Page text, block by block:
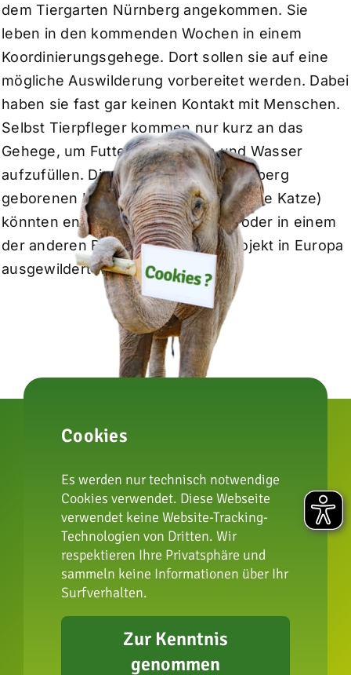
dem Tiergarten Nürnberg angekommen. Sie
leben in den kommenden Wochen in einem
Koordinierungsgehege. Dort sollen sie auf eine
mögliche Auswilderung vorbereitet werden. Dabei
haben sie fast gar keinen Kontakt mit Menschen.
Selbst Tierpfleger kommen nur kurz an das
Gehege, um Futter auszulegen und Wasser
aufzufüllen. Die beiden 2025 in Nürnberg
geborenen Luchse (ein Kuder und eine Katze)
könnten entweder in Deutschland oder in einem
der anderen Bestandsstützungsprojekt in Europa
ausgewildert werden.
zur Artenschutzstiftung
Impressum
Datenschutz
Cookies
Es werden nur technisch notwendige
Cookies verwendet. Diese Webseite
verwendet keine Website-Tracking-
Technologien von Dritten. Wir
respektieren Ihre Privatsphäre und
sammeln keine Informationen über Ihr
Surfverhalten.
Zur Kenntnis
genommen